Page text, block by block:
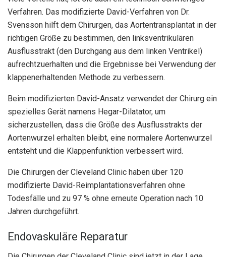
Verfahren. Das modifizierte David-Verfahren von Dr.
Svensson hilft dem Chirurgen, das Aortentransplantat in der
richtigen Größe zu bestimmen, den linksventrikulären
Ausflusstrakt (den Durchgang aus dem linken Ventrikel)
aufrechtzuerhalten und die Ergebnisse bei Verwendung der
klappenerhaltenden Methode zu verbessern.
Beim modifizierten David-Ansatz verwendet der Chirurg ein
spezielles Gerät namens Hegar-Dilatator, um
sicherzustellen, dass die Größe des Ausflusstrakts der
Aortenwurzel erhalten bleibt, eine normalere Aortenwurzel
entsteht und die Klappenfunktion verbessert wird.
Die Chirurgen der Cleveland Clinic haben über 120
modifizierte David-Reimplantationsverfahren ohne
Todesfälle und zu 97 % ohne erneute Operation nach 10
Jahren durchgeführt.
Endovaskuläre Reparatur